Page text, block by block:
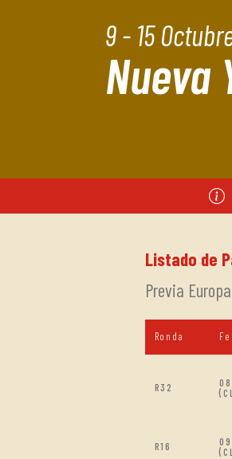
9 - 15
Nueva
Listado de
Previa
Ronda
R32
R16